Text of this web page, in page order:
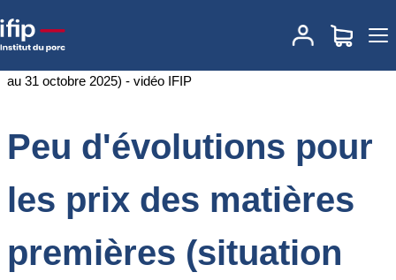
Accueil
Peu d'évolutions pour les prix des
matières premières (situation au 31 octobre 2025) - vidéo IFIP
Peu d'évolutions pour
les prix des matières
premières (situation